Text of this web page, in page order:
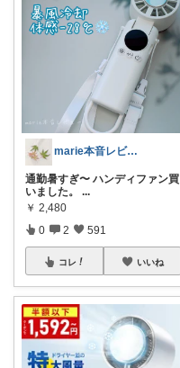
marie本音レビュー🏝️夏休み💃
通勤暑すぎ〜 ハンディファン買
いました。 ...
￥ 2,480
0 2 591
コレ いいね